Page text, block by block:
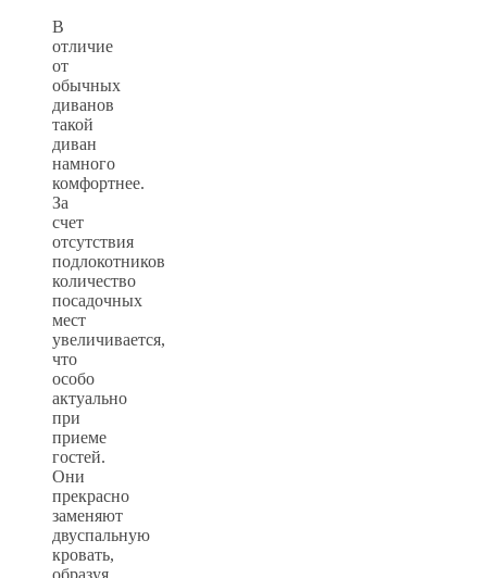
В
отличие
от
обычных
диванов
такой
диван
намного
комфортнее.
За
счет
отсутствия
подлокотников
количество
посадочных
мест
увеличивается,
что
особо
актуально
при
приеме
гостей.
Они
прекрасно
заменяют
двуспальную
кровать,
образуя